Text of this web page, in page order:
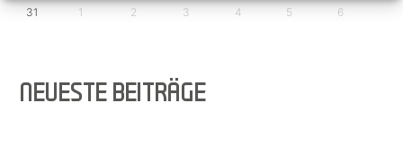
31 1 2 3 4 5 6
NEUESTE BEITRÄGE